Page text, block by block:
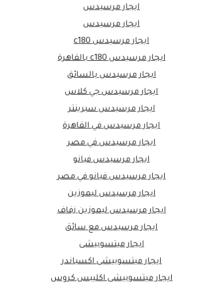
ايجار مرسيدس
ايجار مرسيدس
ايجار مرسيدس c180
ايجار مرسيدس c180 بالقاهرة
ايجار مرسيدس بالسائق
ايجار مرسيدس جي كلاس
ايجار مرسيدس سبرينتر
ايجار مرسيدس في القاهرة
ايجار مرسيدس في مصر
ايجار مرسيدس فيانو
ايجار مرسيدس فيانو في مصر
ايجار مرسيدس ليموزين
ايجار مرسيدس ليموزين زفاف
ايجار مرسيدس مع سائق
ايجار ميتسوبيشى
ايجار ميتسوبيشى اكسباندر
ايجار ميتسوبيشى اكليبس كروس